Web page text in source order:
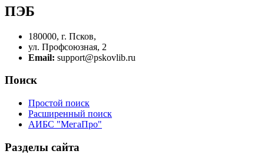
ПЭБ
180000, г. Псков,
ул. Профсоюзная, 2
Email: support@pskovlib.ru
Поиск
Простой поиск
Расширенный поиск
АИБС "МегаПро"
Разделы сайта